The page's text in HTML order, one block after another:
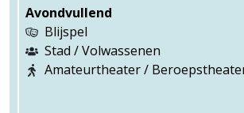
Avondvullend
Blijspel
Stad / Volwassenen
Amateurtheater /